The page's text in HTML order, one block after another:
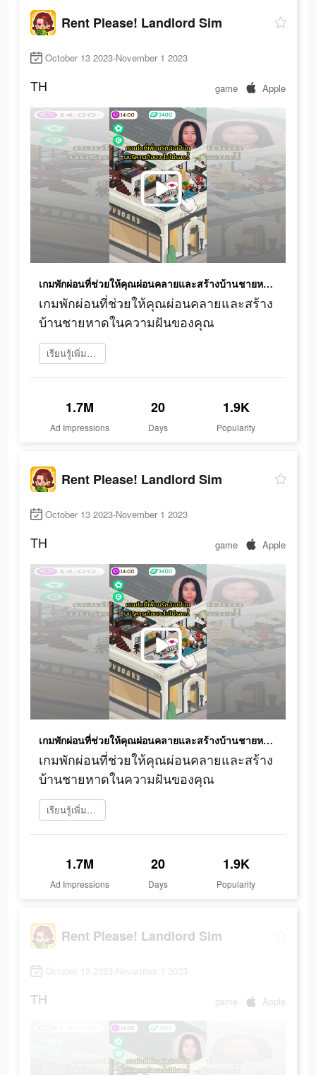
Rent Please! Landlord Sim
October 13 2023-November 1 2023
TH game Apple
เกมพักผ่อนที่ช่วยให้คุณผ่อนคลายและสร้างบ้านชายหาดในความฝันของคุณ
เกมพักผ่อนที่ช่วยให้คุณผ่อนคลายและสร้าง
บ้านชายหาดในความฝันของคุณ
เรียนรู้เพิ่มเติม
1.7M
Ad Impressions
20
Days
1.9K
Popularity
Rent Please! Landlord Sim
October 13 2023-November 1 2023
TH game Apple
เกมพักผ่อนที่ช่วยให้คุณผ่อนคลายและสร้างบ้านชายหาดในความฝันของคุณ
เกมพักผ่อนที่ช่วยให้คุณผ่อนคลายและสร้าง
บ้านชายหาดในความฝันของคุณ
เรียนรู้เพิ่มเติม
1.7M
Ad Impressions
20
Days
1.9K
Popularity
Rent Please! Landlord Sim
October 13 2023-November 1 2023
TH game Apple